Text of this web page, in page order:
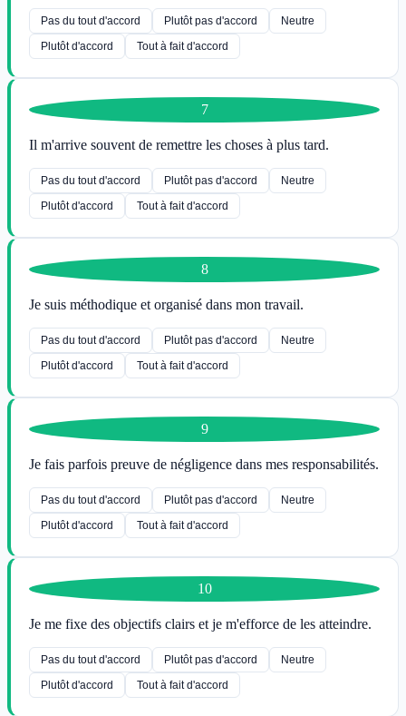
Pas du tout d'accord Plutôt pas d'accord
Neutre
Plutôt d'accord
Tout à fait d'accord
7
Il m'arrive souvent de remettre les choses à plus tard.
Pas du tout d'accord Plutôt pas d'accord
Neutre
Plutôt d'accord
Tout à fait d'accord
8
Je suis méthodique et organisé dans mon travail.
Pas du tout d'accord Plutôt pas d'accord
Neutre
Plutôt d'accord
Tout à fait d'accord
9
Je fais parfois preuve de négligence dans mes responsabilités.
Pas du tout d'accord Plutôt pas d'accord
Neutre
Plutôt d'accord
Tout à fait d'accord
10
Je me fixe des objectifs clairs et je m'efforce de les atteindre.
Pas du tout d'accord Plutôt pas d'accord
Neutre
Plutôt d'accord
Tout à fait d'accord